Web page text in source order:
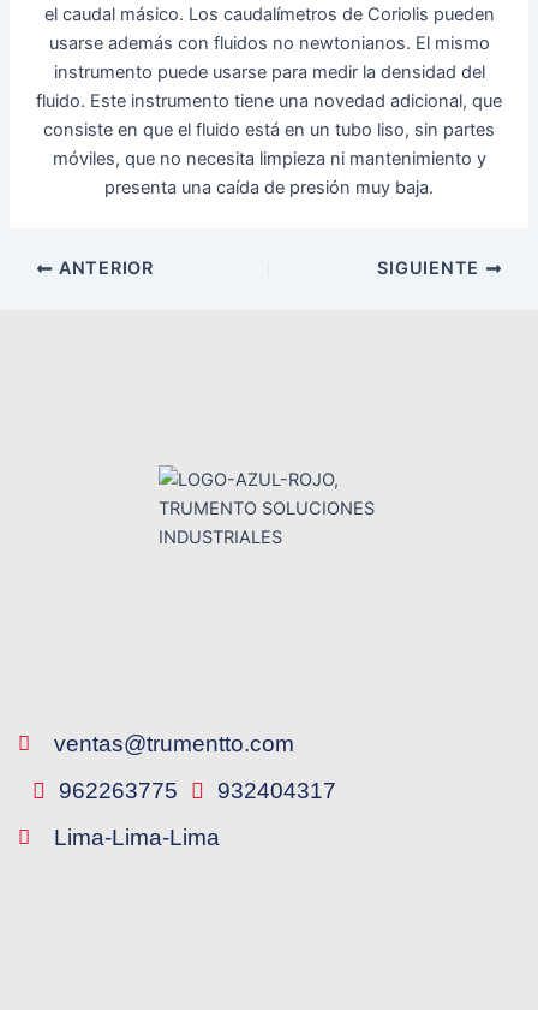
el caudal másico. Los caudalímetros de Coriolis pueden
usarse además con fluidos no newtonianos. El mismo
instrumento puede usarse para medir la densidad del
fluido. Este instrumento tiene una novedad adicional, que
consiste en que el fluido está en un tubo liso, sin partes
móviles, que no necesita limpieza ni mantenimiento y
presenta una caída de presión muy baja.
ANTERIOR SIGUIENTE
ventas@trumentto.com
962263775
932404317
Lima-Lima-Lima